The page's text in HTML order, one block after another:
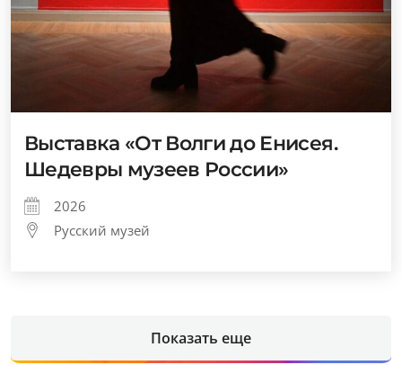
Выставка «От Волги до Енисея.
Шедевры музеев России»
2026
Русский музей
Показать еще